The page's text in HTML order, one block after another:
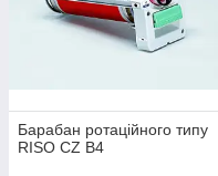
Барабан ротаційного типу
RISO CZ B4